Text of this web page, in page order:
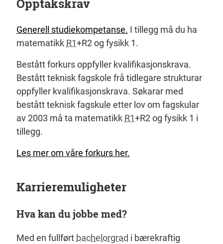
Opptakskrav
Generell studiekompetanse. I tillegg må du ha
matematikk R1+R2 og fysikk 1.
Bestått forkurs oppfyller kvalifikasjonskrava.
Bestått teknisk fagskole frå tidlegare strukturar
oppfyller kvalifikasjonskrava. Søkarar med
bestått teknisk fagskule etter lov om fagskular
av 2003 må ta matematikk R1+R2 og fysikk 1 i
tillegg.
Les mer om våre forkurs her.
Karrieremuligheter
Hva kan du jobbe med?
Med en fullført bachelorgrad i bærekraftig